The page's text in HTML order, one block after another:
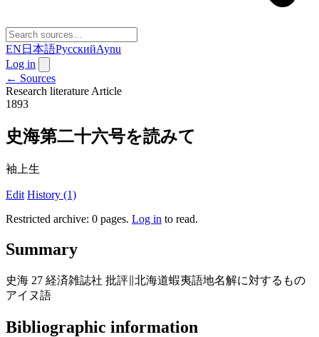
EN 日本語РусскийAynu
Log in
← Sources
Research literature Article
1893
史海第二十六号を読みて
袖上生
Edit History (1)
Restricted archive: 0 pages. Log in to read.
Summary
史海 27 経済雑誌社 批評∥北海道蝦夷語地名解に対するもの
アイヌ語
Bibliographic information